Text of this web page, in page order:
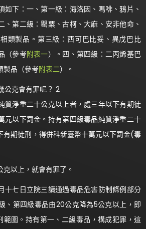
如下：一、第一級：海洛因、嗎啡、鴉片、
、第二級：罌粟、古柯、大麻、安非他命、
類製品。第三級：西可巴比妥、異戊巴比
（參考附表一）。四、第四級：二丙烯基巴
製品（參考附表二）。
質淨重二十公克以上者，處三年以下有期徒
元以下罰金。持有第四級毒品純質淨重二十
有期徒刑，得併科新臺幣十萬元以下罰金(毒
以上，就會有罪了。
十七日立院三讀通過毒品危害防制條例部分
、第四級毒品由20公克降為5公克以上，即
圍。持有第一、二級毒品，構成犯罪，這